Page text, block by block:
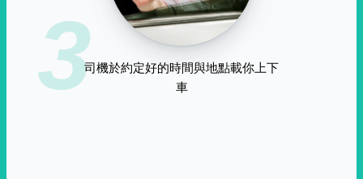
3司機於約定好的時間與地點載你上下
車